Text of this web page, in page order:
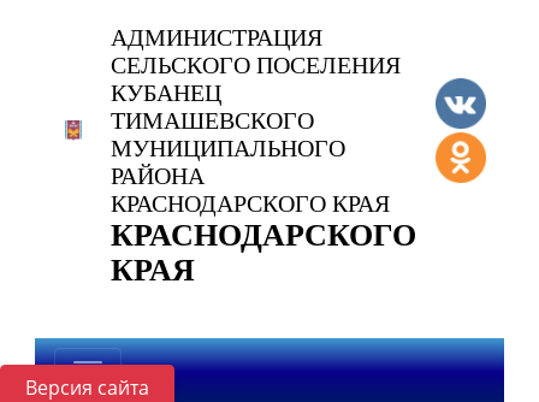
Версия сайта
АДМИНИСТРАЦИЯ
СЕЛЬСКОГО ПОСЕЛЕНИЯ
КУБАНЕЦ
ТИМАШЕВСКОГО
МУНИЦИПАЛЬНОГО
РАЙОНА
КРАСНОДАРСКОГО КРАЯ
КРАСНОДАРСКОГО
КРАЯ